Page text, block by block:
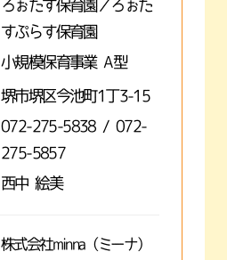
ろぉたす保育園／ろぉた
すぷらす保育園
小規模保育事業 A型
堺市堺区今池町1丁3-15
072-275-5838 / 072-
275-5857
西中 絵美
株式会社minna（ミーナ）